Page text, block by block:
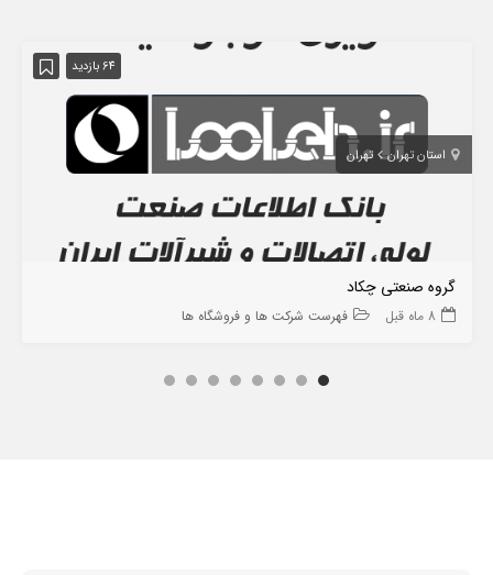
64 بازدید
استان تهران تهران
گروه صنعتی چکاد
8 ماه قبل فهرست شرکت ها و فروشگاه ها